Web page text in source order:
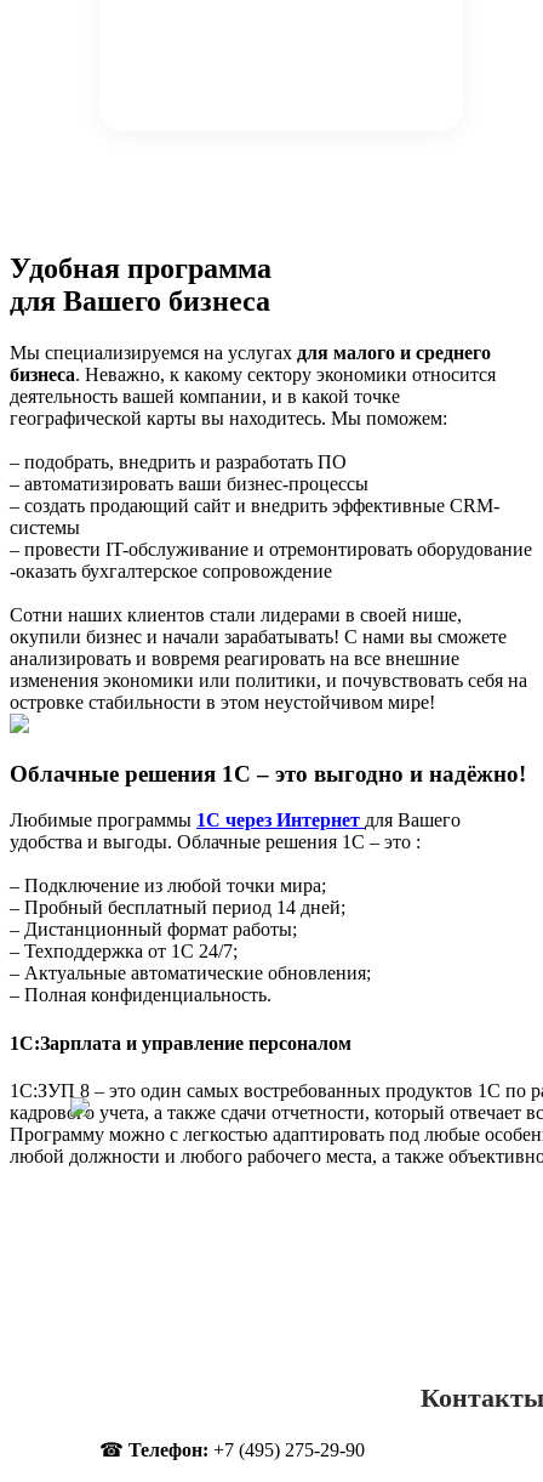
Удобная программа
для Вашего бизнеса
Мы специализируемся на услугах для малого и среднего
бизнеса. Неважно, к какому сектору экономики относится
деятельность вашей компании, и в какой точке
географической карты вы находитесь. Мы поможем:
– подобрать, внедрить и разработать ПО
– автоматизировать ваши бизнес-процессы
– создать продающий сайт и внедрить эффективные CRM-
системы
– провести IT-обслуживание и отремонтировать оборудование
-оказать бухгалтерское сопровождение
Сотни наших клиентов стали лидерами в своей нише,
окупили бизнес и начали зарабатывать! С нами вы сможете
анализировать и вовремя реагировать на все внешние
изменения экономики или политики, и почувствовать себя на
островке стабильности в этом неустойчивом мире!
Облачные решения 1С – это выгодно и надёжно!
Любимые программы 1С через Интернет для Вашего
удобства и выгоды. Облачные решения 1С – это :
– Подключение из любой точки мира;
– Пробный бесплатный период 14 дней;
– Дистанционный формат работы;
– Техподдержка от 1С 24/7;
– Актуальные автоматические обновления;
– Полная конфиденциальность.
1C:Зарплата и управление персоналом
1С:ЗУП 8 – это один самых востребованных продуктов 1С по
кадрового учета, а также сдачи отчетности, который отвечает
Программу можно с легкостью адаптировать под любые
любой должности и любого рабочего места, а также
Контакты
☎︎ Телефон: +7 (495) 275-29-90